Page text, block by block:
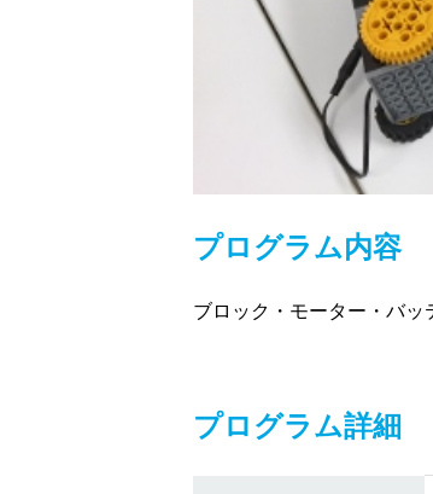
プログラム内容
ブロック・モーター・バッ
プログラム詳細